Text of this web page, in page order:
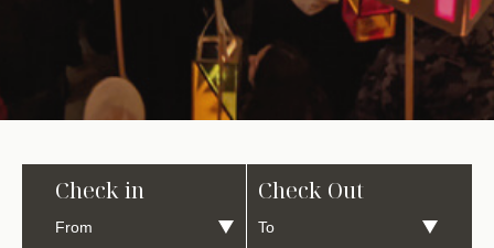
Check in Check Out